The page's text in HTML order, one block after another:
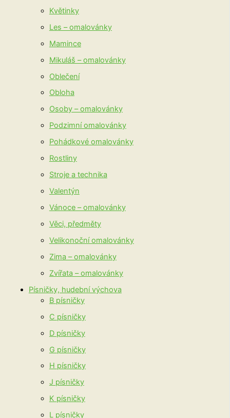
Květinky
Les – omalovánky
Mamince
Mikuláš – omalovánky
Oblečení
Obloha
Osoby – omalovánky
Podzimní omalovánky
Pohádkové omalovánky
Rostliny
Stroje a technika
Valentýn
Vánoce – omalovánky
Věci, předměty
Velikonoční omalovánky
Zima – omalovánky
Zvířata – omalovánky
Písničky, hudební výchova
B písničky
C písničky
D písničky
G písničky
H písničky
J písničky
K písničky
L písničky